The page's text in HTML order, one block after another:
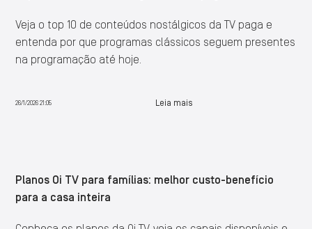
Veja o top 10 de conteúdos nostálgicos da TV paga e
entenda por que programas clássicos seguem presentes
na programação até hoje.
26/1/2026 21:05 Leia mais
Planos Oi TV para famílias: melhor custo-benefício
para a casa inteira